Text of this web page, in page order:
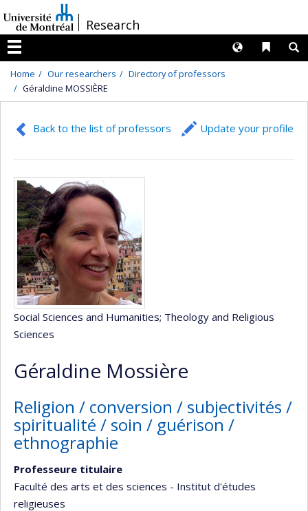
au
contenu
/Research
Menu
Liens
Langues
Home Our researchers
Directory of professors
Géraldine MOSSIÈRE
Back to the list of professors Update your profile
Social Sciences and Humanities; Theology and Religious
Sciences
Géraldine Mossière
Religion / conversion / subjectivités /
spiritualité / soin / guérison /
ethnographie
Professeure titulaire
Faculté des arts et des sciences - Institut d'études
religieuses